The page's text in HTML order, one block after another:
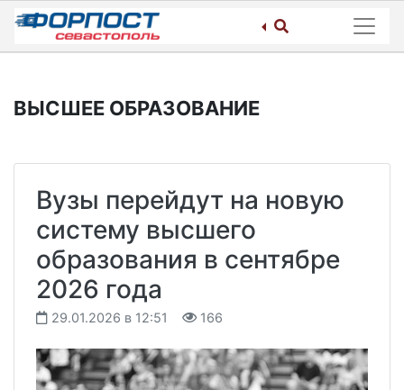
Skip
content
ВЫСШЕЕ ОБРАЗОВАНИЕ
Вузы перейдут на новую
систему высшего
образования в сентябре
2026 года
29.01.2026 в 12:51 166